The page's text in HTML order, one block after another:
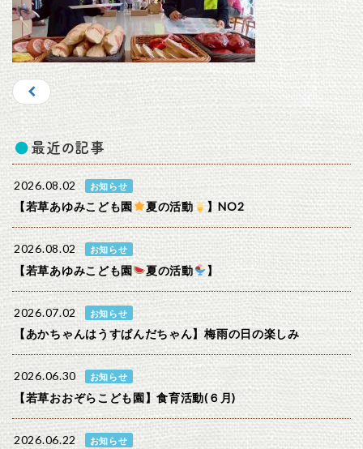
最近の記事
2026.08.02 お知らせ
【若草あゆみこども園 夏の活動 】NO2
2026.08.02 お知らせ
【若草あゆみこども園 夏の活動 】
2026.07.02 お知らせ
【あかちゃんはうすぱんだちゃん】梅雨の日の楽しみ
2026.06.30 お知らせ
【若草おおぞらこども園】食育活動(６月)
2026.06.22 お知らせ